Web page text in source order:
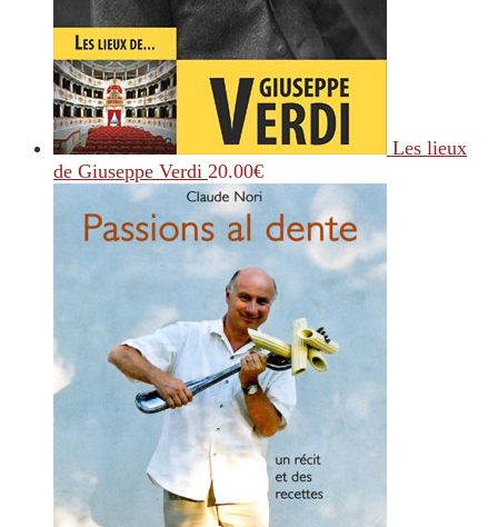
Les lieux
de Giuseppe Verdi 20.00€